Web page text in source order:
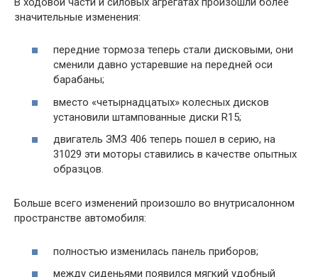
значительные изменения:
передние тормоза теперь стали дисковыми, они
сменили давно устаревшие на передней оси
барабаны;
вместо «четырнадцатых» колесных дисков
установили штампованные диски R15;
двигатель ЗМЗ 406 теперь пошел в серию, на
31029 эти моторы ставились в качестве опытных
образцов.
Больше всего изменений произошло во внутрисалонном
пространстве автомобиля:
полностью изменилась панель приборов;
между сиденьями появился мягкий удобный